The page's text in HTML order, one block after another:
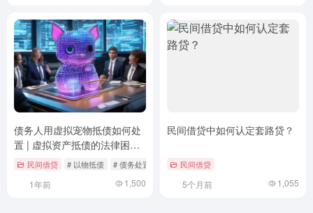
债务人用虚拟宠物抵债如何处
置 | 虚拟资产抵债的法律困境
与解决路径
民间借贷 # 以物抵债 # 债务处置 # 法律风险
1年前 1,500
民间借贷中如何认定套路贷？
民间借贷
5个月前 1,055